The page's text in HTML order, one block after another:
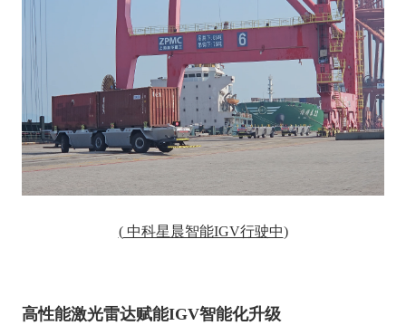
(中科星晨智能IGV行驶中)
高性能激光雷达赋能IGV智能化升级